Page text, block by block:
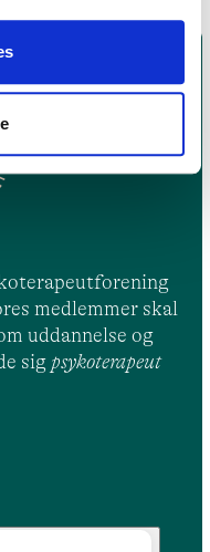
medlemmer skal
uddannelse og
sig psykoterapeut
?